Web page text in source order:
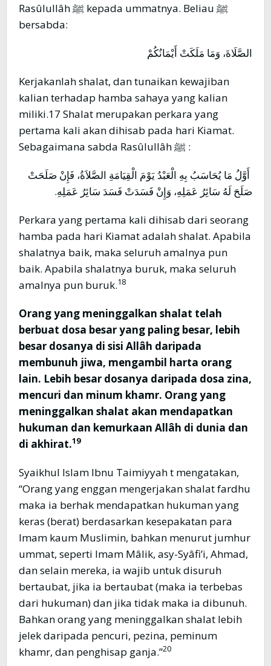
Rasûlullâh ﷺ kepada ummatnya. Beliau ﷺ
bersabda:
الصَّلَاةَ، وَمَا مَلَكَتْ أَيْمَانُكُمْ
Kerjakanlah shalat, dan tunaikan kewajiban
kalian terhadap hamba sahaya yang kalian
miliki.17 Shalat merupakan perkara yang
pertama kali akan dihisab pada hari Kiamat.
Sebagaimana sabda Rasûlullâh ﷺ :
أَوَّلُ مَا يُحَاسَبُ بِهِ الْعَبْدُ يَوْمَ الْقِيَامَةِ الصَّلاَةُ، فَإِنْ صَلَحَتْ
صَلَحَ لَهُ سَائِرُ عَمَلِهِ، وَإِنْ فَسَدَتْ فَسَدَ سَائِرُ عَمَلِهِ.
Perkara yang pertama kali dihisab dari seorang
hamba pada hari Kiamat adalah shalat. Apabila
shalatnya baik, maka seluruh amalnya pun
baik. Apabila shalatnya buruk, maka seluruh
amalnya pun buruk.18
Orang yang meninggalkan shalat telah
berbuat dosa besar yang paling besar, lebih
besar dosanya di sisi Allâh daripada
membunuh jiwa, mengambil harta orang
lain. Lebih besar dosanya daripada dosa zina,
mencuri dan minum khamr. Orang yang
meninggalkan shalat akan mendapatkan
hukuman dan kemurkaan Allâh di dunia dan
di akhirat.19
Syaikhul Islam Ibnu Taimiyyah t mengatakan,
“Orang yang enggan mengerjakan shalat fardhu
maka ia berhak mendapatkan hukuman yang
keras (berat) berdasarkan kesepakatan para
Imam kaum Muslimin, bahkan menurut jumhur
ummat, seperti Imam Mâlik, asy-Syâfi’i, Ahmad,
dan selain mereka, ia wajib untuk disuruh
bertaubat, jika ia bertaubat (maka ia terbebas
dari hukuman) dan jika tidak maka ia dibunuh.
Bahkan orang yang meninggalkan shalat lebih
jelek daripada pencuri, pezina, peminum
khamr, dan penghisap ganja.”20